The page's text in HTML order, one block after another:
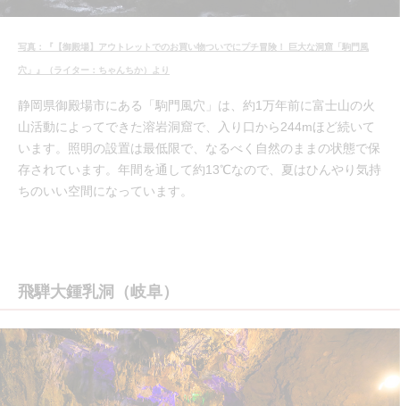
写真：『【御殿場】アウトレットでのお買い物ついでにプチ冒険！ 巨大な洞窟「駒門風
穴」』（ライター：ちゃんちか）より
静岡県御殿場市にある「駒門風穴」は、約1万年前に富士山の火
山活動によってできた溶岩洞窟で、入り口から244mほど続いて
います。照明の設置は最低限で、なるべく自然のままの状態で保
存されています。年間を通して約13℃なので、夏はひんやり気持
ちのいい空間になっています。
飛騨大鍾乳洞（岐阜）